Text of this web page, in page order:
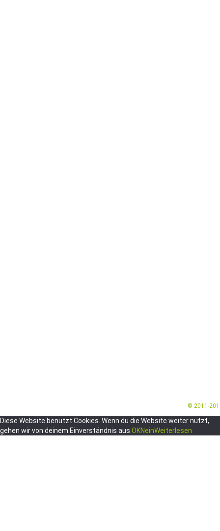
© 2011-
Diese Website benutzt Cookies. Wenn du die Website weiter nutzt,
gehen wir von deinem Einverständnis aus. OKNeinWeiterlesen